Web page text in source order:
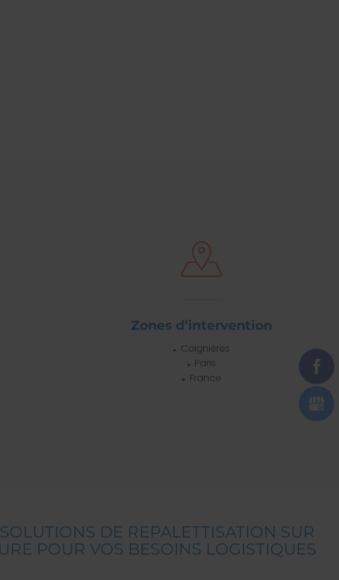
Zones d’intervention
Coignières
Paris
France
DE REPALETTISATION SUR
POUR VOS BESOINS LOGISTIQUES